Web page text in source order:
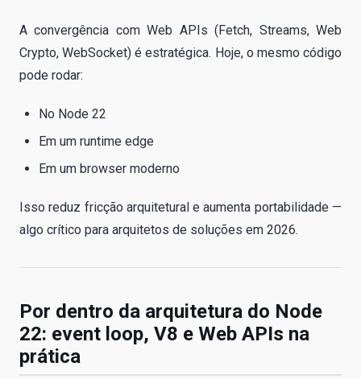
A convergência com Web APIs (Fetch, Streams, Web
Crypto, WebSocket) é estratégica. Hoje, o mesmo código
pode rodar:
No Node 22
Em um runtime edge
Em um browser moderno
Isso reduz fricção arquitetural e aumenta portabilidade —
algo crítico para arquitetos de soluções em 2026.
Por dentro da arquitetura do Node
22: event loop, V8 e Web APIs na
prática